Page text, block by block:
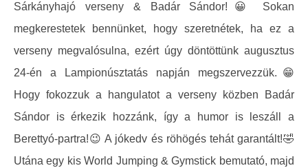
Sárkányhajó verseny & Badár Sándor! 😀
Sokan
megkerestetek bennünket, hogy szeretnétek, ha ez a
verseny megvalósulna, ezért úgy döntöttünk augusztus
24-én a Lampionúsztatás napján megszervezzük. 😁
Hogy fokozzuk a hangulatot a verseny közben Badár
Sándor is érkezik hozzánk, így a humor is leszáll a
Berettyó-partra!😉 A jókedv és röhögés tehát garantált!🤣
Utána egy kis World Jumping & Gymstick bemutató, majd